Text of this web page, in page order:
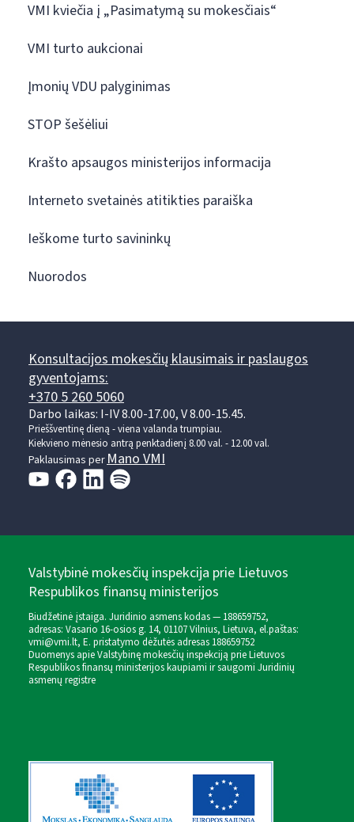
VMI kviečia į „Pasimatymą su mokesčiais“
VMI turto aukcionai
Įmonių VDU palyginimas
STOP šešėliui
Krašto apsaugos ministerijos informacija
Interneto svetainės atitikties paraiška
Ieškome turto savininkų
Nuorodos
Konsultacijos mokesčių klausimais ir paslaugos
gyventojams:
+370 5 260 5060
Darbo laikas: I-IV 8.00-17.00, V 8.00-15.45.
Prieššventinę dieną - viena valanda trumpiau.
Kiekvieno mėnesio antrą penktadienį 8.00 val. - 12.00 val.
Paklausimas perMano VMI
Valstybinė mokesčių inspekcija prie Lietuvos
Respublikos finansų ministerijos
Biudžetinė įstaiga. Juridinio asmens kodas — 188659752,
adresas: Vasario 16-osios g. 14, 01107 Vilnius, Lietuva, el.paštas:
vmi@vmi.lt, E. pristatymo dėžutės adresas 188659752
Duomenys apie Valstybinę mokesčių inspekciją prie Lietuvos
Respublikos finansų ministerijos kaupiami ir saugomi Juridinių
asmenų registre